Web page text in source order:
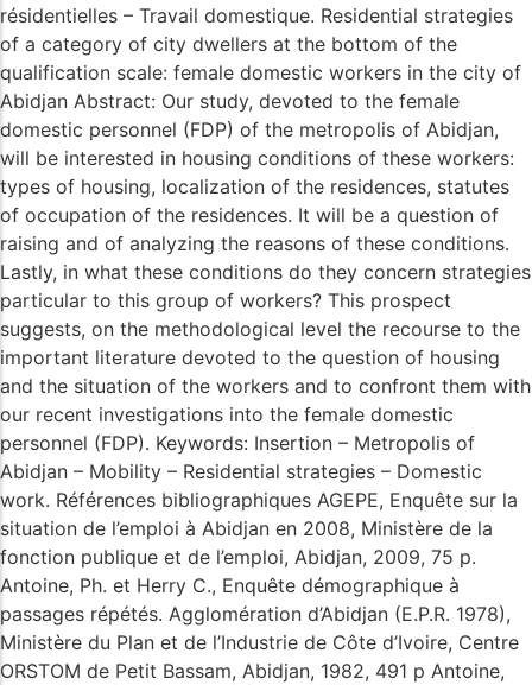
résidentielles – Travail domestique. Residential strategies
of a category of city dwellers at the bottom of the
qualification scale: female domestic workers in the city of
Abidjan Abstract: Our study, devoted to the female
domestic personnel (FDP) of the metropolis of Abidjan,
will be interested in housing conditions of these workers:
types of housing, localization of the residences, statutes
of occupation of the residences. It will be a question of
raising and of analyzing the reasons of these conditions.
Lastly, in what these conditions do they concern strategies
particular to this group of workers? This prospect
suggests, on the methodological level the recourse to the
important literature devoted to the question of housing
and the situation of the workers and to confront them with
our recent investigations into the female domestic
personnel (FDP). Keywords: Insertion – Metropolis of
Abidjan – Mobility – Residential strategies – Domestic
work. Références bibliographiques AGEPE, Enquête sur la
situation de l’emploi à Abidjan en 2008, Ministère de la
fonction publique et de l’emploi, Abidjan, 2009, 75 p.
Antoine, Ph. et Herry C., Enquête démographique à
passages répétés. Agglomération d’Abidjan (E.P.R. 1978),
Ministère du Plan et de l’Industrie de Côte d’Ivoire, Centre
ORSTOM de Petit Bassam, Abidjan, 1982, 491 p Antoine,